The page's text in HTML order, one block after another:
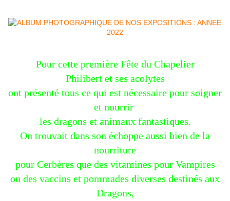
Pour cette première Fête du Chapelier
Philibert et ses acolytes
ont présenté tous ce qui est nécessaire pour soigner
et nourrir
les dragons et animaux fantastiques.
On trouvait dans son échoppe aussi bien de la
nourriture
pour Cerbères que des vitamines pour Vampires
ou des vaccins et pommades diverses destinés aux
Dragons,